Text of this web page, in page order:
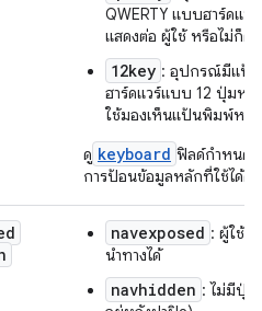
QWERTY แบบฮาร์ดแวร์
แสดงต่อ ผู้ใช้ หรือไม่ก็ต
12key : อุปกรณ์มีแป้
ฮาร์ดแวร์แบบ 12 ปุ่มหรื
ใช้มองเห็นแป้นพิมพ์หรือ
ดู keyboard ฟิลด์กำหนดค่
การป้อนข้อมูลหลักที่ใช้ได้ด้
navexposed : ผู้ใช้จ
นำทางได้
navhidden : ไม่มีปุ่ม